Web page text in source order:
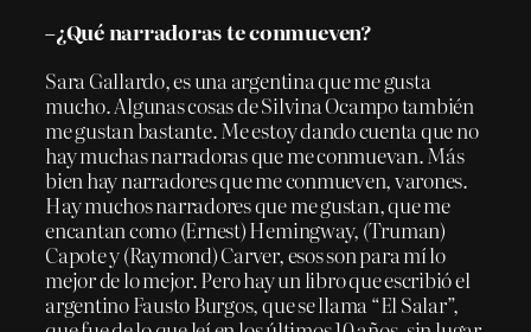
–¿Qué narradoras te conmueven?
Sara Gallardo, es una argentina que me gusta
mucho. Algunas cosas de Silvina Ocampo también
me gustan bastante. Me estoy dando cuenta que no
hay muchas narradoras que me conmuevan. Más
bien hay narradores que me conmueven, varones.
Hay muchos narradores que me gustan, que me
encantan como (Ernest) Hemingway, (Truman)
Capote y (Raymond) Carver, esos son para mí lo
mejor de lo mejor. Pero hay un libro que escribió el
argentino Fausto Burgos, que se llama “El Salar”,